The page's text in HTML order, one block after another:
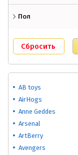
Пол
AB toys
AirHogs
Anne Geddes
Arsenal
ArtBerry
Avengers